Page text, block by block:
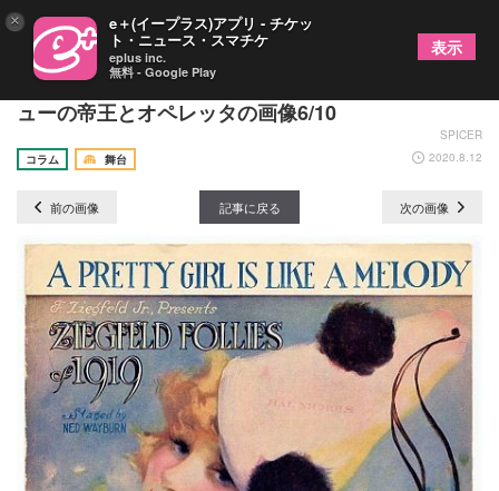
「ザ・ブロードウェイ・ストーリー」 VOL.2 レヴ
ューの帝王とオペレッタの画像6/10
SPICER
コラム
舞台 2020.8.12
前の画像 記事に戻る 次の画像
× e＋(イープラス)アプリ - チケッ
ト・ニュース・スマチケ
eplus inc.
無料 - Google Play
表示